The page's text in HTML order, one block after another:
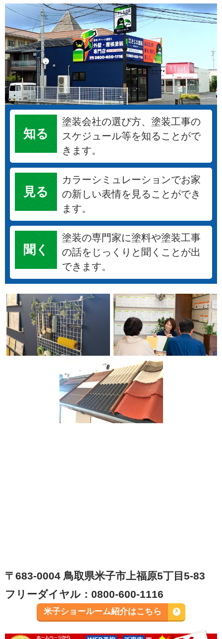
知る
塗装会社の選び方、塗装工事の
スケジュール等を知ることがで
きます。
見る
カラーシミュレーションでお家
の新しい表情を見ることができ
ます。
聞く
塗装の専門家に塗料や塗装工事
の話をじっくりと聞くことが出
できます。
〒683-0004 鳥取県米子市上福原5丁目5-83
フリーダイヤル：0800-600-1116
米子ショールーム紹介はこちら